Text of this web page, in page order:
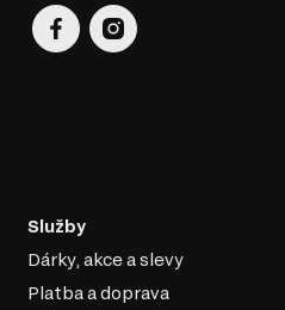
Služby
Dárky, akce a slevy
Platba a doprava